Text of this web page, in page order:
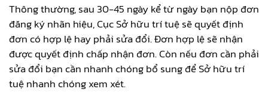
Thông thường, sau 30-45 ngày kể từ ngày bạn nộp đơn
đăng ký nhãn hiệu, Cục Sở hữu trí tuệ sẽ quyết định
đơn có hợp lệ hay phải sửa đổi. Đơn hợp lệ sẽ nhận
được quyết định chấp nhận đơn. Còn nếu đơn cần phải
sửa đổi bạn cần nhanh chóng bổ sung để Sở hữu trí
tuệ nhanh chóng xem xét.